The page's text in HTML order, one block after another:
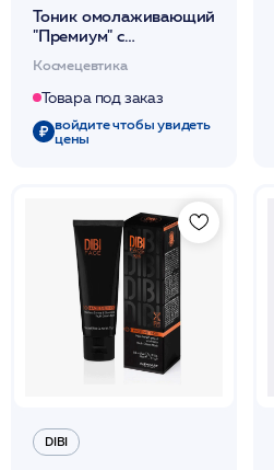
Тоник омолаживающий
"Премиум" с
пантенолом В5
/Premium Energizing
Solution 1200мл
/HISTOLAB*
Космецевтика
Товара под заказ
войдите чтобы увидеть
цены
DIBI